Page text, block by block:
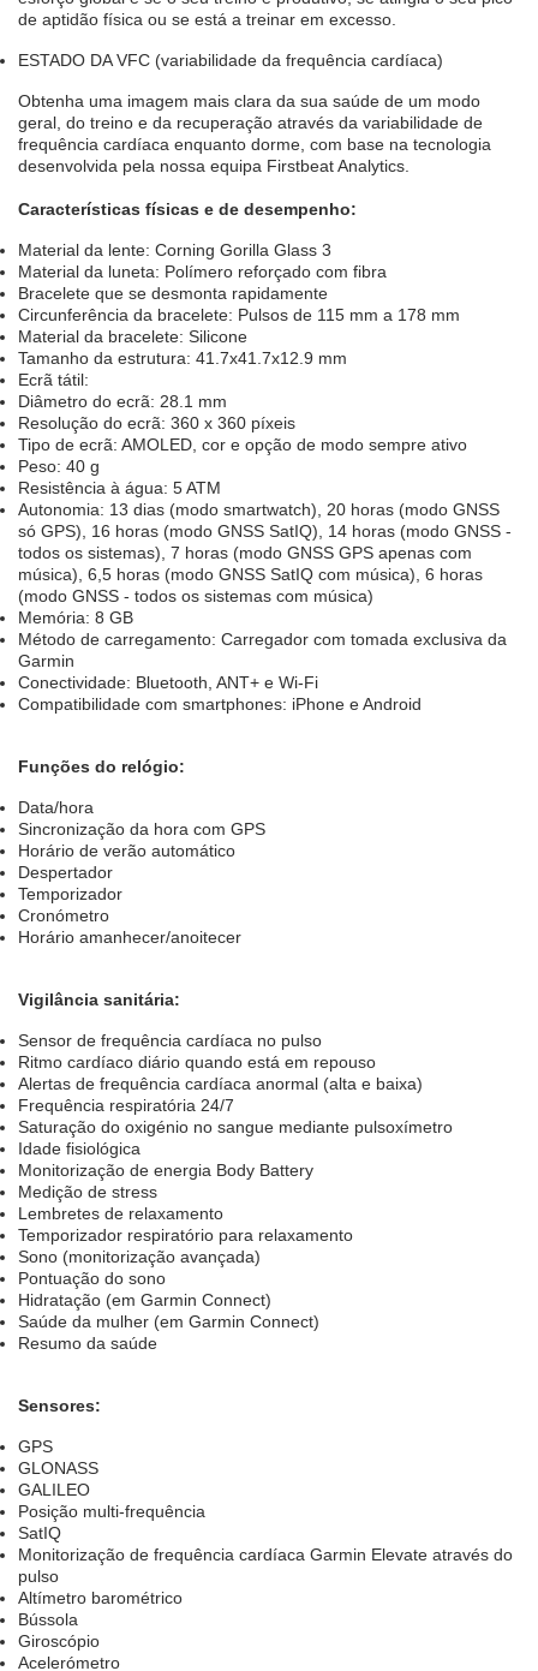
de aptidão física ou se está a treinar em excesso.
ESTADO DA VFC (variabilidade da frequência cardíaca)
Obtenha uma imagem mais clara da sua saúde de um modo
geral, do treino e da recuperação através da variabilidade de
frequência cardíaca enquanto dorme, com base na tecnologia
desenvolvida pela nossa equipa Firstbeat Analytics.
Características físicas e de desempenho:
Material da lente: Corning Gorilla Glass 3
Material da luneta: Polímero reforçado com fibra
Bracelete que se desmonta rapidamente
Circunferência da bracelete: Pulsos de 115 mm a 178 mm
Material da bracelete: Silicone
Tamanho da estrutura: 41.7x41.7x12.9 mm
Ecrã tátil:
Diâmetro do ecrã: 28.1 mm
Resolução do ecrã: 360 x 360 píxeis
Tipo de ecrã: AMOLED, cor e opção de modo sempre ativo
Peso: 40 g
Resistência à água: 5 ATM
Autonomia: 13 dias (modo smartwatch), 20 horas (modo GNSS
só GPS), 16 horas (modo GNSS SatIQ), 14 horas (modo GNSS -
todos os sistemas), 7 horas (modo GNSS GPS apenas com
música), 6,5 horas (modo GNSS SatIQ com música), 6 horas
(modo GNSS - todos os sistemas com música)
Memória: 8 GB
Método de carregamento: Carregador com tomada exclusiva da
Garmin
Conectividade: Bluetooth, ANT+ e Wi-Fi
Compatibilidade com smartphones: iPhone e Android
Funções do relógio:
Data/hora
Sincronização da hora com GPS
Horário de verão automático
Despertador
Temporizador
Cronómetro
Horário amanhecer/anoitecer
Vigilância sanitária:
Sensor de frequência cardíaca no pulso
Ritmo cardíaco diário quando está em repouso
Alertas de frequência cardíaca anormal (alta e baixa)
Frequência respiratória 24/7
Saturação do oxigénio no sangue mediante pulsoxímetro
Idade fisiológica
Monitorização de energia Body Battery
Medição de stress
Lembretes de relaxamento
Temporizador respiratório para relaxamento
Sono (monitorização avançada)
Pontuação do sono
Hidratação (em Garmin Connect)
Saúde da mulher (em Garmin Connect)
Resumo da saúde
Sensores:
GPS
GLONASS
GALILEO
Posição multi-frequência
SatIQ
Monitorização de frequência cardíaca Garmin Elevate através do
pulso
Altímetro barométrico
Bússola
Giroscópio
Acelerómetro